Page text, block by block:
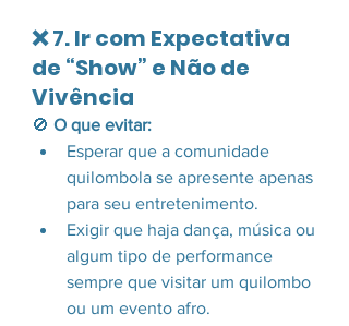
❌ 7. Ir com Expectativa
de “Show” e Não de
Vivência
🚫 O que evitar:
Esperar que a comunidade
quilombola se apresente apenas
para seu entretenimento.
Exigir que haja dança, música ou
algum tipo de performance
sempre que visitar um quilombo
ou um evento afro.